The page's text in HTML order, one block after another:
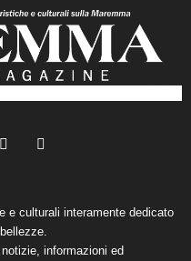
e culturali interamente dedicato
informazioni ed